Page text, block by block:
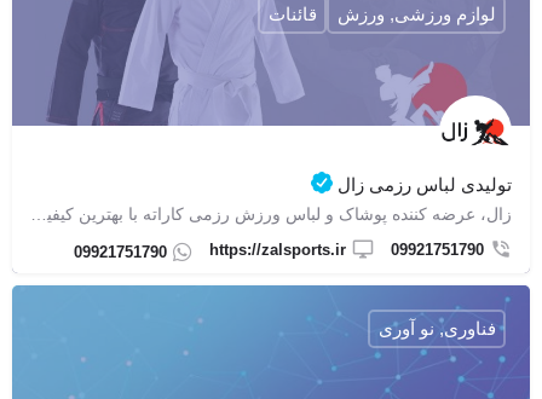
تولیدی لباس رزمی زال
09921751790
https://zalsports.ir
09921751790
لوازم ورزشی, ورزش قائنات
فناوری, نو آوری